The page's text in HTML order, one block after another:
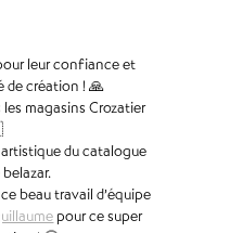
leur confiance et
de création ! 🙏
magasins Crozatier
du catalogue
beau travail d’équipe
pour ce super